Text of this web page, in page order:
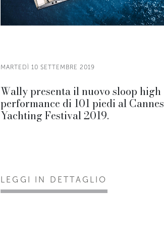
MARTEDÌ 10 SETTEMBRE 2019
Wally presenta il nuovo sloop high
performance di 101 piedi al Cannes
Yachting Festival 2019.
LEGGI IN DETTAGLIO